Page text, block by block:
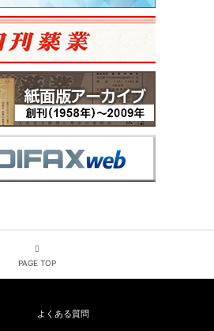
PAGE TOP
よくある質問